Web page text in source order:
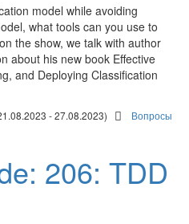
model while avoiding
what tools can you use to
the show, we talk with author
about his new book Effective
and Deploying Classification
- 27.08.2023)
Вопросы
206: TDD